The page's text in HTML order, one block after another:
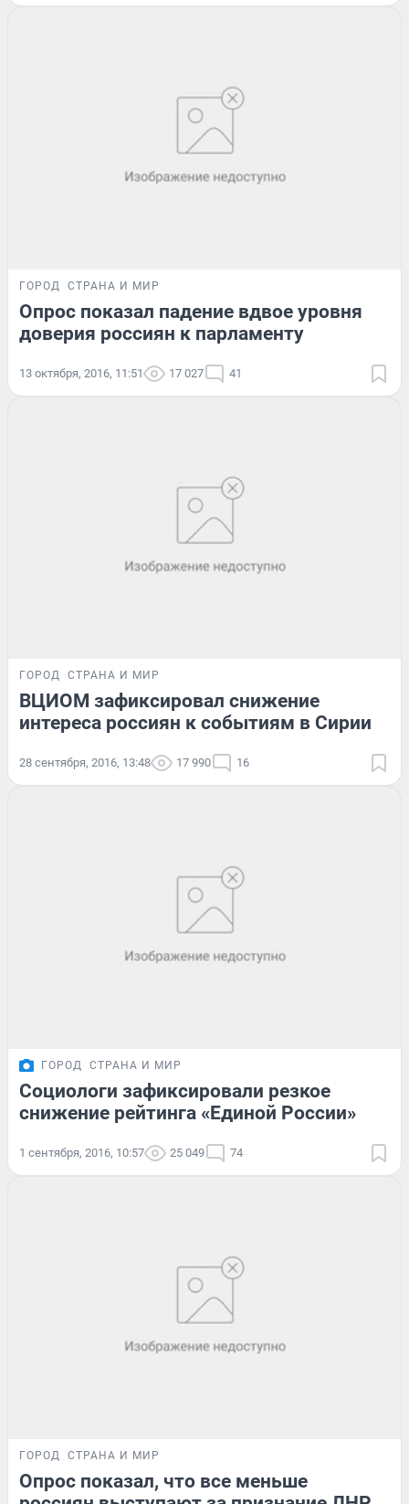
ГОРОД СТРАНА И МИР
Опрос показал падение вдвое уровня
доверия россиян к парламенту
13 октября, 2016, 11:51 17 027 41
ГОРОД СТРАНА И МИР
ВЦИОМ зафиксировал снижение
интереса россиян к событиям в Сирии
28 сентября, 2016, 13:48 17 990 16
ГОРОД СТРАНА И МИР
Социологи зафиксировали резкое
снижение рейтинга «Единой России»
1 сентября, 2016, 10:57 25 049 74
ГОРОД СТРАНА И МИР
Опрос показал, что все меньше